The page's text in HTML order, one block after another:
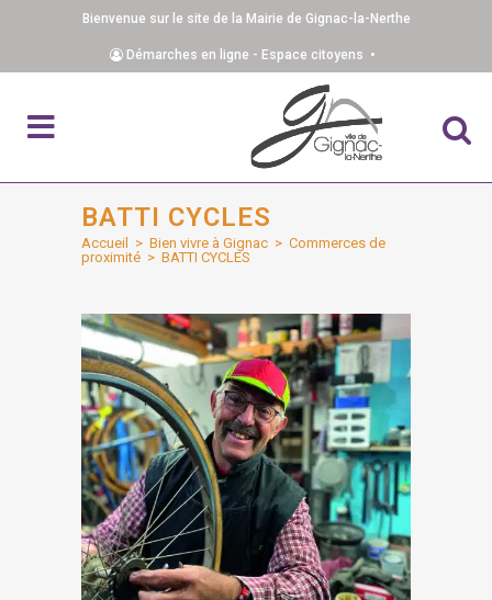
Bienvenue sur le site de la Mairie de Gignac-la-Nerthe
Démarches en ligne - Espace citoyens •
BATTI CYCLES
Accueil > Bien vivre à Gignac > Commerces de
proximité > BATTI CYCLES